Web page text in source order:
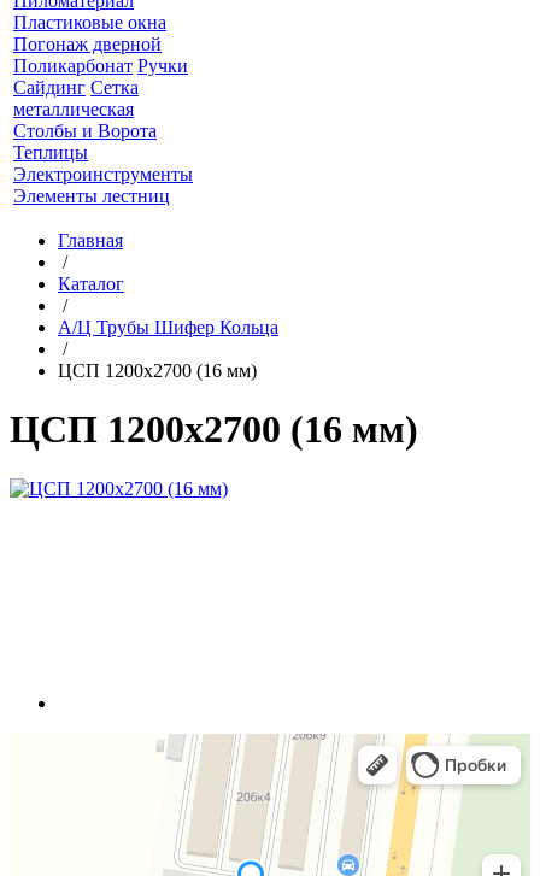
Пластиковые окна
Погонаж дверной
Поликарбонат Ручки
Сайдинг Сетка
металлическая
Столбы и Ворота
Теплицы
Электроинструменты
Элементы лестниц
Главная
/
Каталог
/
А/Ц Трубы Шифер Кольца
/
ЦСП 1200х2700 (16 мм)
ЦСП 1200х2700 (16 мм)